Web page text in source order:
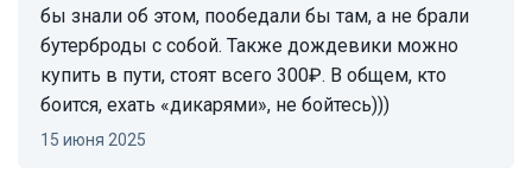
бы знали об этом, пообедали бы там, а не брали
бутерброды с собой. Также дождевики можно
купить в пути, стоят всего 300₽. В общем, кто
боится, ехать «дикарями», не бойтесь)))
15 июня 2025